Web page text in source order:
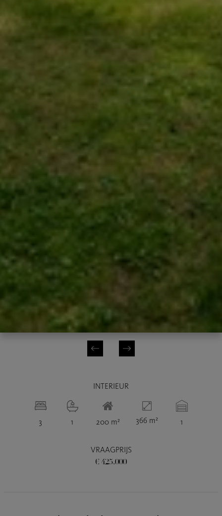
INTERIEUR
3 1 200 m² 366 m² 1
VRAAGPRIJS
€ 425.000